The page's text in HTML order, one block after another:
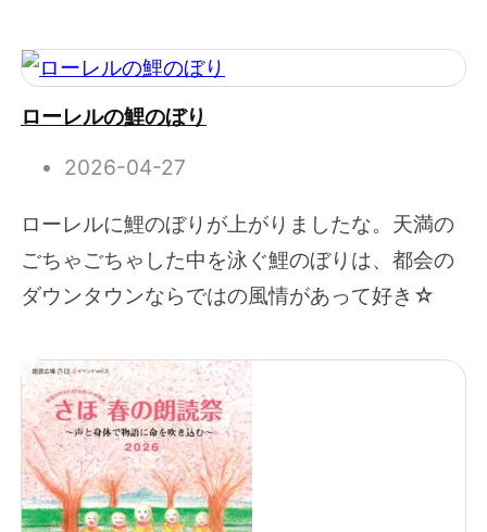
ローレルの鯉のぼり
2026-04-27
ローレルに鯉のぼりが上がりましたな。天満の
ごちゃごちゃした中を泳ぐ鯉のぼりは、都会の
ダウンタウンならではの風情があって好き☆